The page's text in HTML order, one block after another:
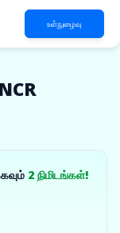
உள்நுழைவு
2 நிமிடங்கள்!